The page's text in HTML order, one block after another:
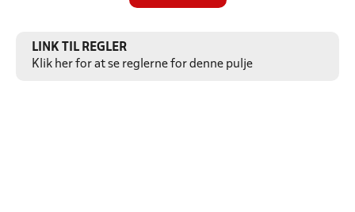
LINK TIL REGLER
Klik her for at se reglerne for denne pulje